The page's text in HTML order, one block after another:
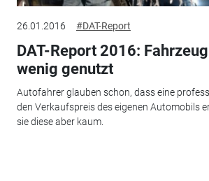
26.01.2016 #DAT-Report
DAT-Report 2016:
wenig genutzt
Autofahrer glauben schon, dass eine
den Verkaufspreis des eigenen Automobils
sie diese aber kaum.